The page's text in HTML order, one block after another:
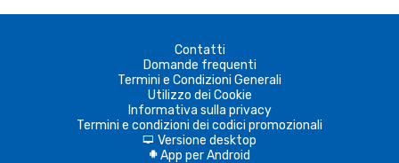
Contatti
Domande frequenti
Termini e Condizioni Generali
Utilizzo dei Cookie
Informativa sulla privacy
Termini e condizioni dei codici promozionali
d Versione desktop
A App per Android